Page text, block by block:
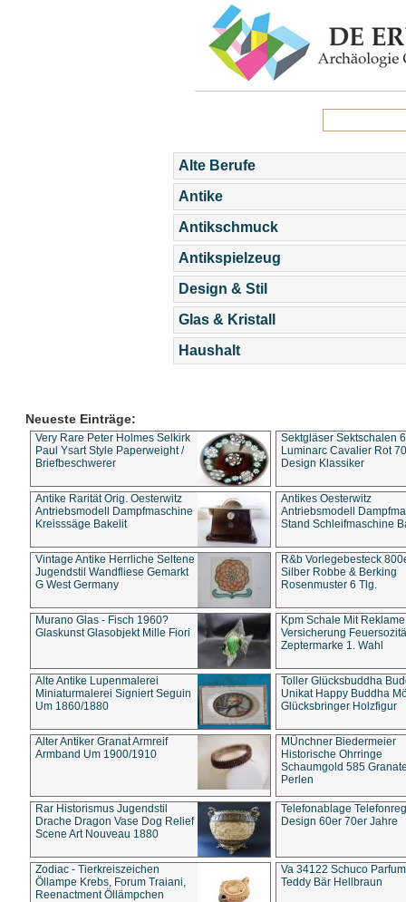
Alte Berufe
Antike
Antikschmuck
Antikspielzeug
Design & Stil
Glas & Kristall
Haushalt
Neueste Einträge:
Very Rare Peter Holmes Selkirk
Paul Ysart Style Paperweight /
Briefbeschwerer
Sektgläser Sektschalen
Luminarc Cavalier Rot
Design Klassiker
Antike Rarität Orig. Oesterwitz
Antriebsmodell Dampfmaschine
Kreisssäge Bakelit
Antikes Oesterwitz
Antriebsmodell
Stand Schleifmaschine
Vintage Antike Herrliche Seltene
Jugendstil Wandfliese Gemarkt
G West Germany
R&b Vorlegebesteck
Silber Robbe & Berking
Rosenmuster 6 Tlg.
Murano Glas - Fisch 1960?
Glaskunst Glasobjekt Mille Fiori
Kpm Schale Mit Reklame
Versicherung
Zeptermarke 1. Wahl
Alte Antike Lupenmalerei
Miniaturmalerei Signiert Seguin
Um 1860/1880
Toller Glücksbuddha
Unikat Happy Buddha
Glücksbringer Holzfigur
Alter Antiker Granat Armreif
Armband Um 1900/1910
MÜnchner Biedermeier
Historische Ohrringe
Schaumgold 585
Perlen
Rar Historismus Jugendstil
Drache Dragon Vase Dog Relief
Scene Art Nouveau 1880
Telefonablage
Design 60er 70er Jahre
Zodiac - Tierkreiszeichen
Öllampe Krebs, Forum Traiani,
Reenactment Öllämpchen
Va 34122 Schuco
Teddy Bär Hellbraun